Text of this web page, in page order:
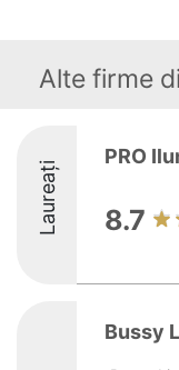
Alte firme
Laureați
PRO
8.7
Bussy